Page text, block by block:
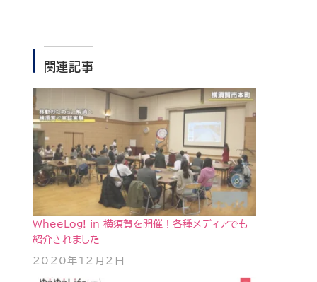
関連記事
WheeLog! in 横須賀を開催！各種メディアでも
紹介されました
2020年12月2日